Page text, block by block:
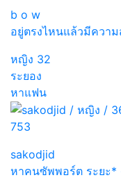
b o w
อยู่ตรงไหนแล้วมีควา
หญิง 32
ระยอง
หาแฟน
753
sakodjid
หาคนซัพพอร์ต ระยะ*